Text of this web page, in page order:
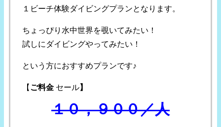
１ビーチ体験ダイビングプランとなります。
ちょっぴり水中世界を覗いてみたい！
試しにダイビングやってみたい！
という方におすすめプランです♪
【 ご料金 セール】
１０，９００／人